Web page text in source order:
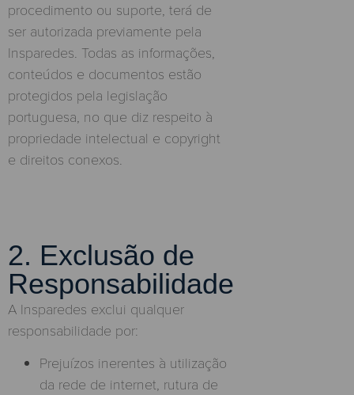
procedimento ou suporte, terá de
ser autorizada previamente pela
Insparedes. Todas as informações,
conteúdos e documentos estão
protegidos pela legislação
portuguesa, no que diz respeito à
propriedade intelectual e copyright
e direitos conexos.
2. Exclusão de
Responsabilidade
A Insparedes exclui qualquer
responsabilidade por:
Prejuízos inerentes à utilização
da rede de internet, rutura de